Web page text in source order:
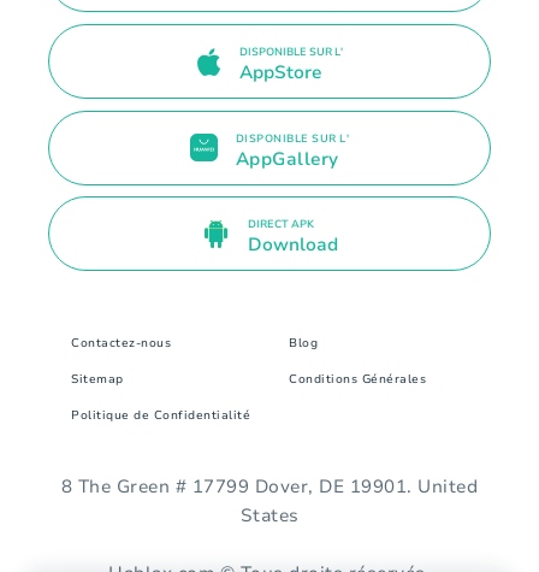
DISPONIBLE SUR L'
AppStore
DISPONIBLE SUR L'
AppGallery
DIRECT APK
Download
Contactez-nous Blog
Sitemap Conditions Générales
Politique de Confidentialité
8 The Green # 17799 Dover, DE 19901. United
States